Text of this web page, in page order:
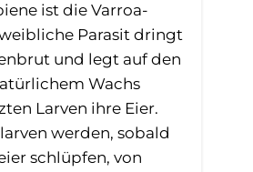
ist die Varroa-
Parasit dringt
und legt auf den
Wachs
Larven ihre Eier.
werden, sobald
schlüpfen, von